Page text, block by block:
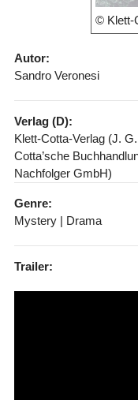
© Klett-
Autor:
Sandro Veronesi
Verlag (D):
Klett-Cotta-Verlag (J. G.
Cotta’sche
Nachfolger GmbH)
Genre:
Mystery | Drama
Trailer: